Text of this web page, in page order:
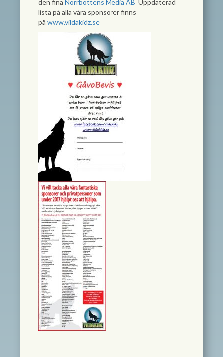
den fina Norrbottens Media AB Uppdaterad
lista på alla våra sponsorer finns
på www.vildakidz.se